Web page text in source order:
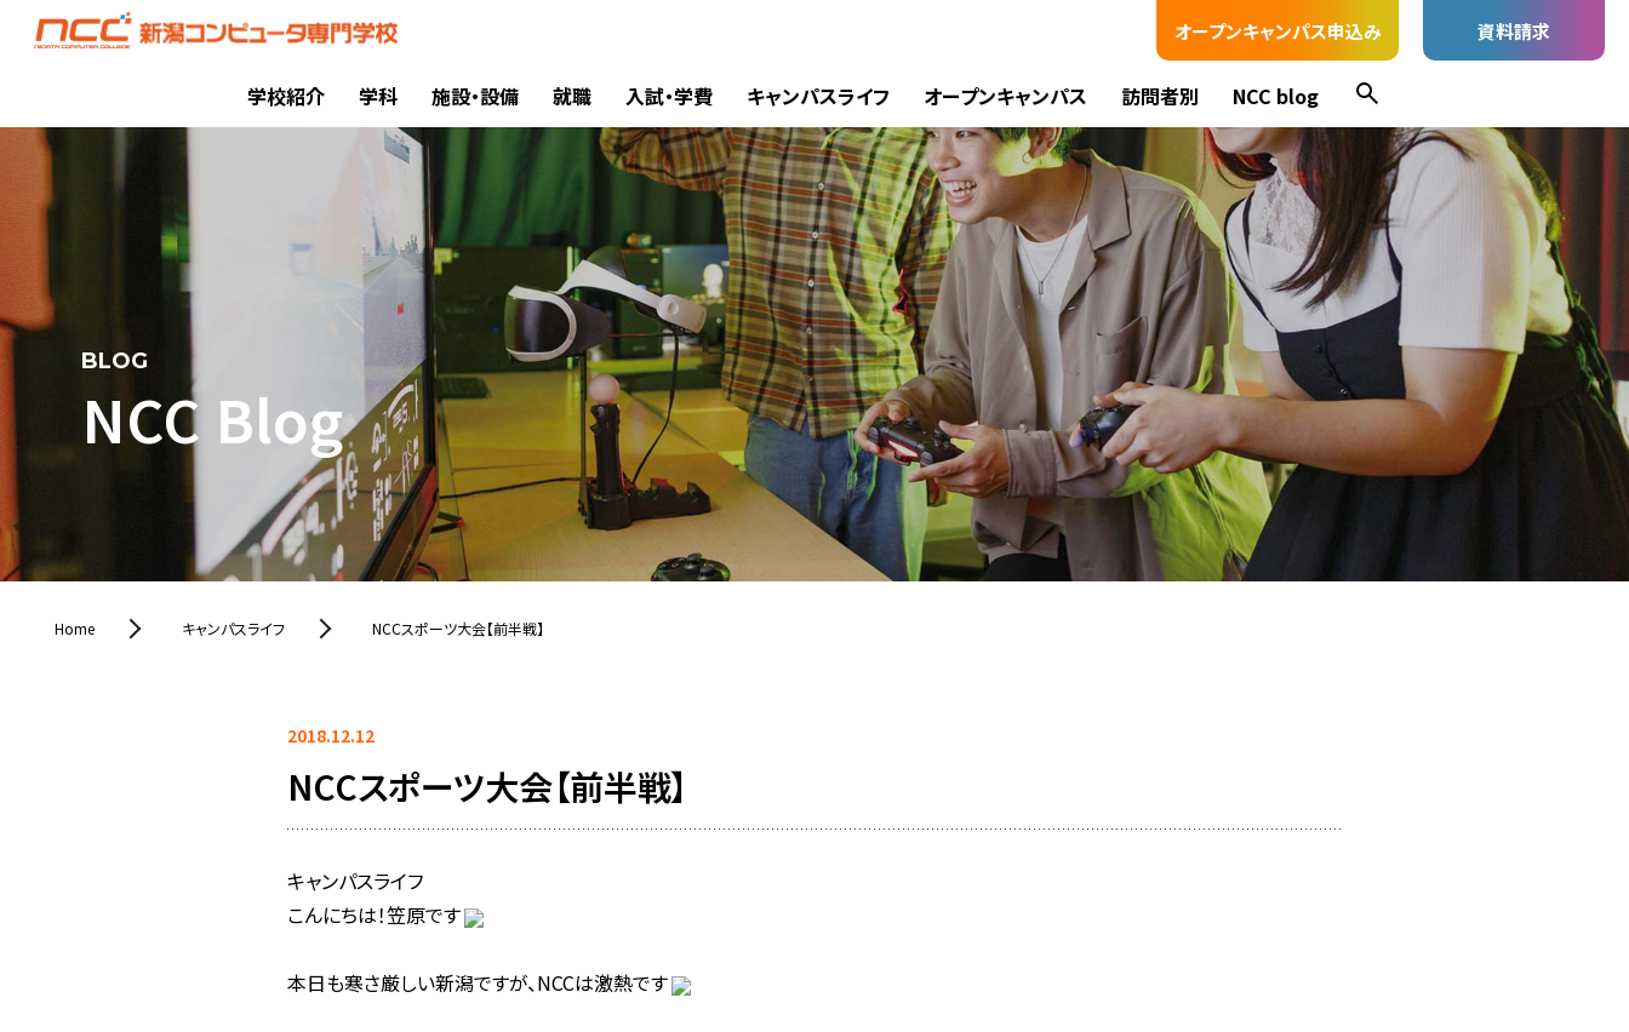
オープンキャンパス申込み 資料請求
学校紹介 学科 施設・設備 就職 入試・学費 キャンパスライフ オープンキャンパス 訪問者別 NCC blog
BLOG
NCC Blog
Home キャンパスライフ NCCスポーツ大会【前半戦】
2018.12.12
NCCスポーツ大会【前半戦】
キャンパスライフ
こんにちは！笠原です
本日も寒さ厳しい新潟ですが、NCCは激熱です